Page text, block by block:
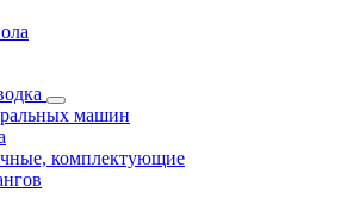
машин
комплектующие